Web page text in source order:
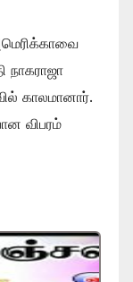
நாகராஜா
காலமானார்.
விபரம்